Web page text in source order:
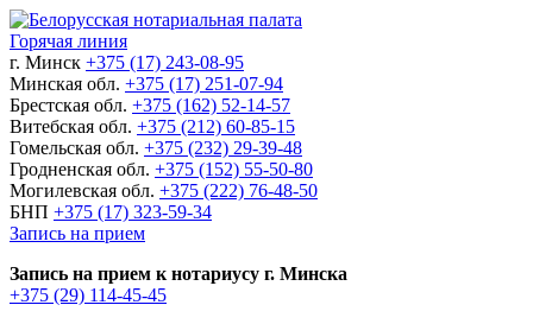
Горячая линия
г. Минск +375 (17) 243-08-95
Минская обл. +375 (17) 251-07-94
Брестская обл. +375 (162) 52-14-57
Витебская обл. +375 (212) 60-85-15
Гомельская обл. +375 (232) 29-39-48
Гродненская обл. +375 (152) 55-50-80
Могилевская обл. +375 (222) 76-48-50
БНП +375 (17) 323-59-34
Запись на прием
Запись на прием к нотариусу г. Минска
+375 (29) 114-45-45